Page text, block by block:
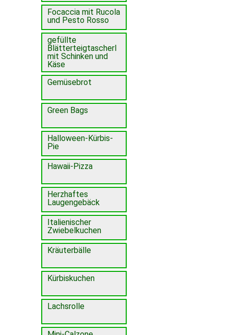
Focaccia mit Rucola
und Pesto Rosso
gefüllte
Blätterteigtascherl
mit Schinken und
Käse
Gemüsebrot
Green Bags
Halloween-Kürbis-
Pie
Hawaii-Pizza
Herzhaftes
Laugengebäck
Italienischer
Zwiebelkuchen
Kräuterbälle
Kürbiskuchen
Lachsrolle